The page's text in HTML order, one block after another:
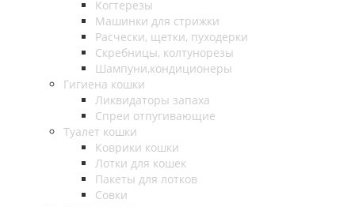
Когтерезы
Машинки для стрижки
Расчески, щетки, пуходерки
Скребницы, колтунорезы
Шампуни,кондиционеры
Гигиена кошки
Ликвидаторы запаха
Спреи отпугивающие
Туалет кошки
Коврики кошки
Лотки для кошек
Пакеты для лотков
Совки